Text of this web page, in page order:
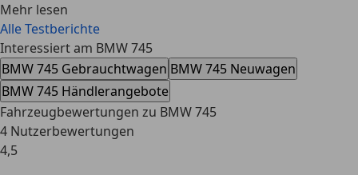
Mehr lesen
Alle Testberichte
Interessiert am BMW 745
BMW 745 Gebrauchtwagen BMW 745 Neuwagen
BMW 745 Händlerangebote
Fahrzeugbewertungen zu BMW 745
4 Nutzerbewertungen
4,5